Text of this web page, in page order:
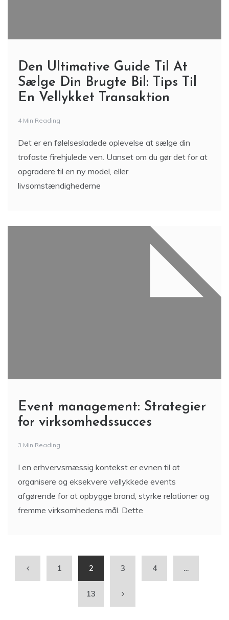
Den Ultimative Guide Til At
Sælge Din Brugte Bil: Tips Til
En Vellykket Transaktion
4 Min Reading
Det er en følelsesladede oplevelse at sælge din
trofaste firehjulede ven. Uanset om du gør det for at
opgradere til en ny model, eller
livsomstændighederne
Event management: Strategier
for virksomhedssucces
3 Min Reading
I en erhvervsmæssig kontekst er evnen til at
organisere og eksekvere vellykkede events
afgørende for at opbygge brand, styrke relationer og
fremme virksomhedens mål. Dette
1 2 3 4 …
13